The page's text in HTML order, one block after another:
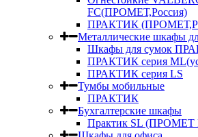
FC(ПРОМЕТ,Россия)
ПРАКТИК
Металлические шкафы
Шкафы для сумок
ПРАКТИК серия
ПРАКТИК серия LS
Тумбы мобильные
ПРАКТИК
Бухгалтерские шкафы
Практик SL (ПРОМЕТ